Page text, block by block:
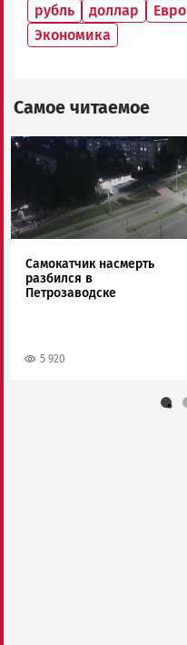
рубль
доллар Евро
Экономика
Самое читаемое
Image
Самокатчик насмерть
разбился в
Петрозаводске
5 920